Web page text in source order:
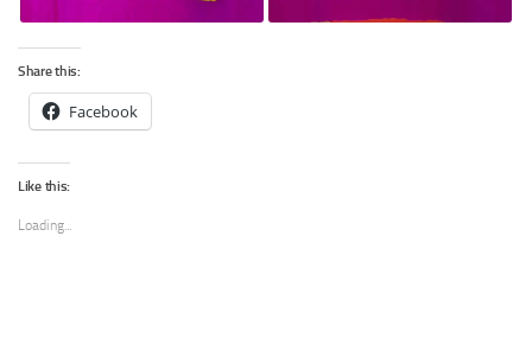
Share this:
Facebook
Like this:
Loading...